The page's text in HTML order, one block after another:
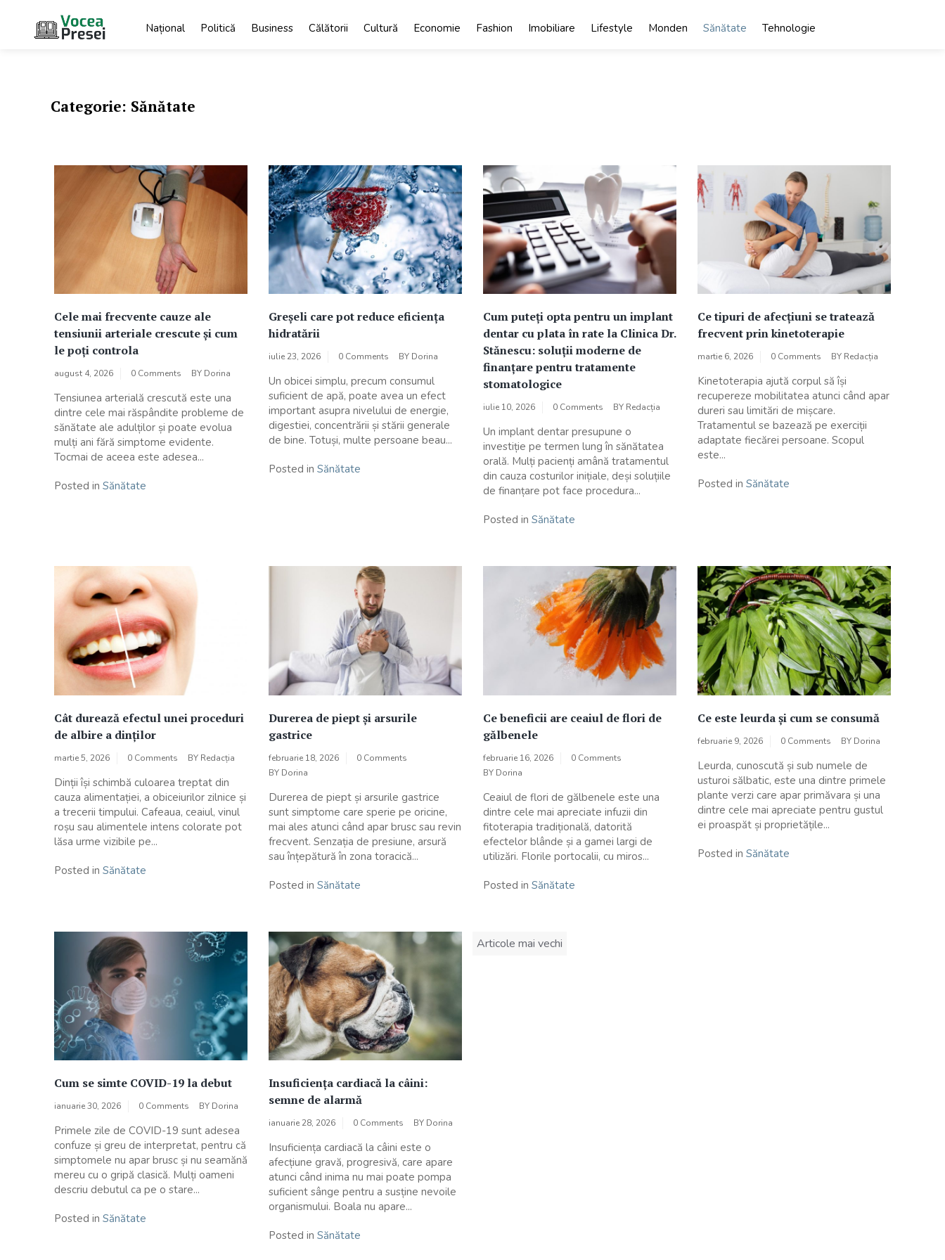
content
Național Politică Business Călătorii Cultură Economie Fashion Imobiliare Lifestyle Monden Sănătate Tehnologie
Categorie: Sănătate
Cele mai frecvente cauze ale
tensiunii arteriale crescute și cum
le poți controla
august 4, 2026 0 Comments BY Dorina
Tensiunea arterială crescută este una
dintre cele mai răspândite probleme de
sănătate ale adulților și poate evolua
mulți ani fără simptome evidente.
Tocmai de aceea este adesea...
Posted in Sănătate
Greșeli care pot reduce eficiența
hidratării
iulie 23, 2026 0 Comments BY Dorina
Un obicei simplu, precum consumul
suficient de apă, poate avea un efect
important asupra nivelului de energie,
digestiei, concentrării și stării generale
de bine. Totuși, multe persoane beau...
Posted in Sănătate
Cum puteți opta pentru un implant
dentar cu plata în rate la Clinica Dr.
Stănescu: soluții moderne de
finanțare pentru tratamente
stomatologice
iulie 10, 2026 0 Comments BY Redacția
Un implant dentar presupune o
investiție pe termen lung în sănătatea
orală. Mulți pacienți amână tratamentul
din cauza costurilor inițiale, deși soluțiile
de finanțare pot face procedura...
Posted in Sănătate
Ce tipuri de afecțiuni se tratează
frecvent prin kinetoterapie
martie 6, 2026 0 Comments BY Redacția
Kinetoterapia ajută corpul să își
recupereze mobilitatea atunci când apar
dureri sau limitări de mișcare.
Tratamentul se bazează pe exerciții
adaptate fiecărei persoane. Scopul
este...
Posted in Sănătate
Cât durează efectul unei proceduri
de albire a dinților
martie 5, 2026 0 Comments BY Redacția
Dinții își schimbă culoarea treptat din
cauza alimentației, a obiceiurilor zilnice și
a trecerii timpului. Cafeaua, ceaiul, vinul
roșu sau alimentele intens colorate pot
lăsa urme vizibile pe...
Posted in Sănătate
Durerea de piept și arsurile
gastrice
februarie 18, 2026
0 Comments
BY Dorina
Durerea de piept și arsurile gastrice
sunt simptome care sperie pe oricine,
mai ales atunci când apar brusc sau revin
frecvent. Senzația de presiune, arsură
sau înțepătură în zona toracică...
Posted in Sănătate
Ce beneficii are ceaiul de flori de
gălbenele
februarie 16, 2026
0 Comments
BY Dorina
Ceaiul de flori de gălbenele este una
dintre cele mai apreciate infuzii din
fitoterapia tradițională, datorită
efectelor blânde și a gamei largi de
utilizări. Florile portocalii, cu miros...
Posted in Sănătate
Ce este leurda și cum se consumă
februarie 9, 2026 0 Comments BY Dorina
Leurda, cunoscută și sub numele de
usturoi sălbatic, este una dintre primele
plante verzi care apar primăvara și una
dintre cele mai apreciate pentru gustul
ei proaspăt și proprietățile...
Posted in Sănătate
Cum se simte COVID-19 la debut
ianuarie 30, 2026 0 Comments BY Dorina
Primele zile de COVID-19 sunt adesea
confuze și greu de interpretat, pentru că
simptomele nu apar brusc și nu seamănă
mereu cu o gripă clasică. Mulți oameni
descriu debutul ca pe o stare...
Posted in Sănătate
Insuficiența cardiacă la câini:
semne de alarmă
ianuarie 28, 2026 0 Comments BY Dorina
Insuficiența cardiacă la câini este o
afecțiune gravă, progresivă, care apare
atunci când inima nu mai poate pompa
suficient sânge pentru a susține nevoile
organismului. Boala nu apare...
Posted in Sănătate
Navigare
Articole mai vechi